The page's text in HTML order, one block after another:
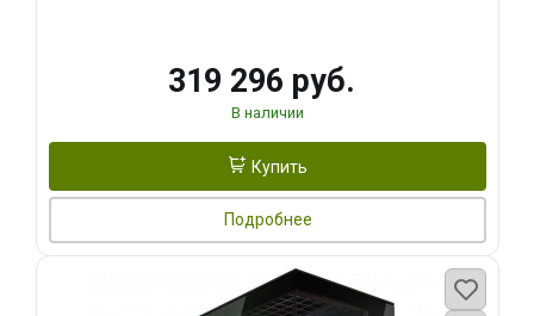
319 296 руб.
В наличии
Купить
Подробнее